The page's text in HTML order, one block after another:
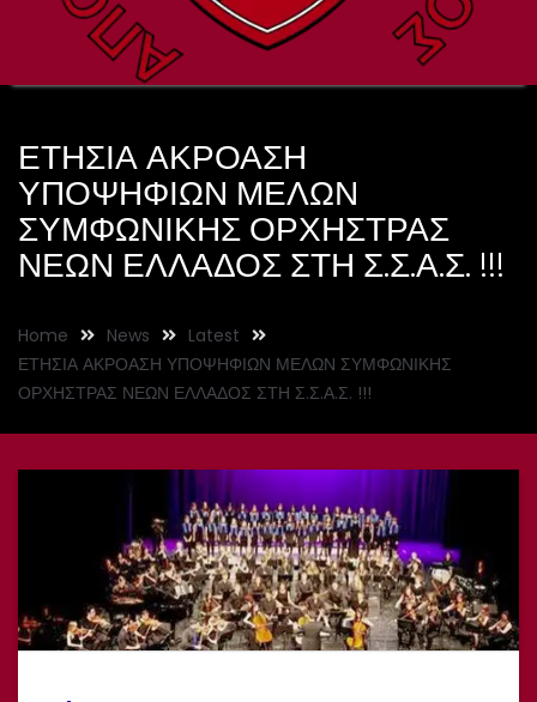
ΕΤΗΣΙΑ ΑΚΡΟΑΣΗ
ΥΠΟΨΗΦΙΩΝ ΜΕΛΩΝ
ΣΥΜΦΩΝΙΚΗΣ ΟΡΧΗΣΤΡΑΣ
ΝΕΩΝ ΕΛΛΑΔΟΣ ΣΤΗ Σ.Σ.Α.Σ. !!!
Home News
Latest
ΕΤΗΣΙΑ ΑΚΡΟΑΣΗ ΥΠΟΨΗΦΙΩΝ ΜΕΛΩΝ ΣΥΜΦΩΝΙΚΗΣ
ΟΡΧΗΣΤΡΑΣ ΝΕΩΝ ΕΛΛΑΔΟΣ ΣΤΗ Σ.Σ.Α.Σ. !!!